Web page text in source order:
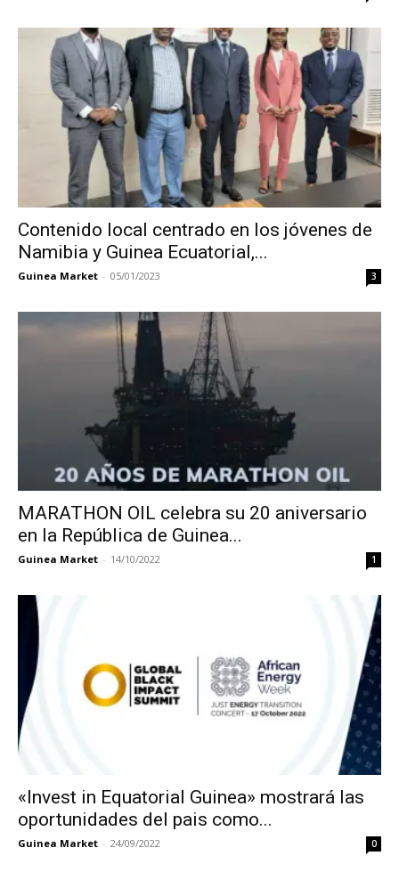
Contenido local centrado en los jóvenes de
Namibia y Guinea Ecuatorial,...
Guinea Market - 05/01/2023 3
MARATHON OIL celebra su 20 aniversario
en la República de Guinea...
Guinea Market - 14/10/2022 1
«Invest in Equatorial Guinea» mostrará las
oportunidades del pais como...
Guinea Market - 24/09/2022 0